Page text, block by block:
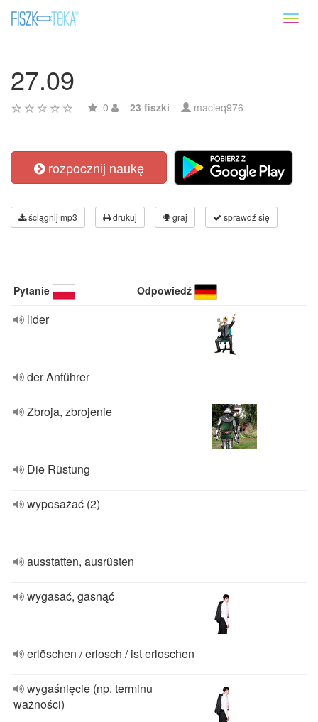
27.09
0 23 fiszki macieq976
rozpocznij naukę
ściągnij mp3 drukuj graj sprawdź się
Pytanie Odpowiedź
lider
der Anführer
Zbroja, zbrojenie
Die Rüstung
wyposażać (2)
ausstatten, ausrüsten
wygasać, gasnąć
erlöschen / erlosch / ist erloschen
wygaśnięcie (np. terminu
ważności)